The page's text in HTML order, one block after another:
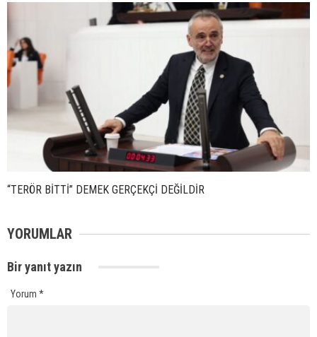
“TERÖR BİTTİ” DEMEK GERÇEKÇİ DEĞİLDİR
YORUMLAR
Bir yanıt yazın
Yorum *